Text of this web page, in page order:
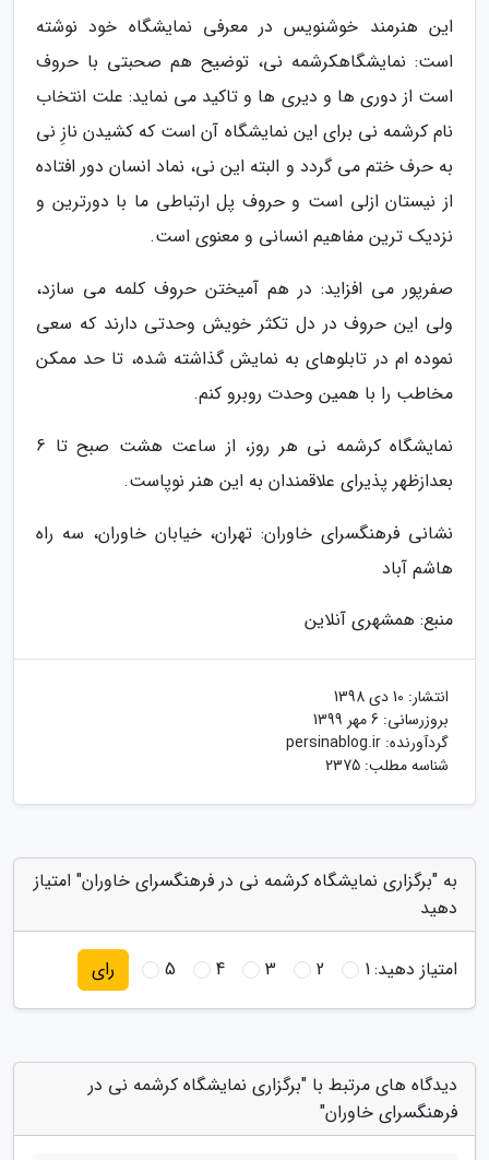
این هنرمند خوشنویس در معرفی نمایشگاه خود نوشته
است: نمایشگاهکرشمه نی، توضیح هم صحبتی با حروف
است از دوری ها و دیری ها و تاکید می نماید: علت انتخاب
نام کرشمه نی برای این نمایشگاه آن است که کشیدن نازِ نی
به حرف ختم می گردد و البته این نی، نماد انسان دور افتاده
از نیستان ازلی است و حروف پل ارتباطی ما با دورترین و
نزدیک ترین مفاهیم انسانی و معنوی است.
صفرپور می افزاید: در هم آمیختن حروف کلمه می سازد،
ولی این حروف در دل تکثر خویش وحدتی دارند که سعی
نموده ام در تابلوهای به نمایش گذاشته شده، تا حد ممکن
مخاطب را با همین وحدت روبرو کنم.
نمایشگاه کرشمه نی هر روز، از ساعت هشت صبح تا 6
بعدازظهر پذیرای علاقمندان به این هنر نوپاست.
نشانی فرهنگسرای خاوران: تهران، خیابان خاوران، سه راه
هاشم آباد
منبع: همشهری آنلاین
انتشار: 10 دی 1398
بروزرسانی: 6 مهر 1399
گردآورنده: persinablog.ir
شناسه مطلب: 2375
به "برگزاری نمایشگاه کرشمه نی در فرهنگسرای خاوران" امتیاز
دهید
امتیاز دهید:1
2
3
4
5 رای
دیدگاه های مرتبط با "برگزاری نمایشگاه کرشمه نی در
فرهنگسرای خاوران"